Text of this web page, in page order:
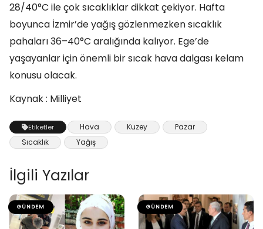
28/40°C ile çok sıcaklıklar dikkat çekiyor. Hafta
boyunca İzmir’de yağış gözlenmezken sıcaklık
pahaları 36–40°C aralığında kalıyor. Ege’de
yaşayanlar için önemli bir sıcak hava dalgası kelam
konusu olacak.
Kaynak : Milliyet
Etiketler Hava Kuzey
Pazar
Sıcaklık
Yağış
İlgili Yazılar
GÜNDEM GÜNDEM